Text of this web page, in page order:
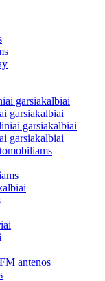
garsiakalbiai
garsiakalbiai
garsiakalbiai
garsiakalbiai
antenos